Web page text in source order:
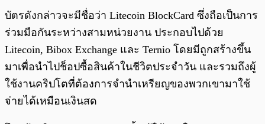
บัตรดังกล่าวจะมีชื่อว่า Litecoin BlockCard ซึ่งถือเป็นการ
ร่วมมือกันระหว่างสามหน่วยงาน ประกอบไปด้วย
Litecoin, Bibox Exchange และ Ternio โดยมีถูกสร้างขึ้น
มาเพื่อนำไปช็อปซื้อสินค้าในชีวิตประจำวัน และรวมถึงผู้
ใช้งานคริปโตที่ต้องการจำนำเหรียญของพวกเขามาใช้
จ่ายได้เหมือนเงินสด